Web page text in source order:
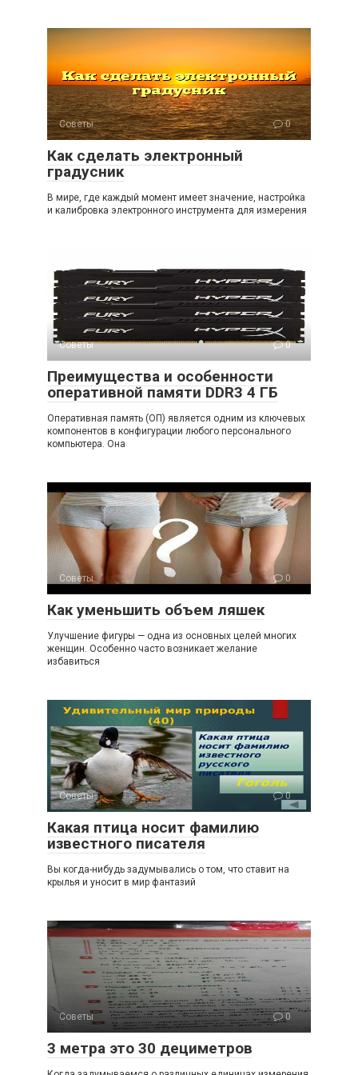
Советы 0
Как сделать электронный
градусник
В мире, где каждый момент имеет значение, настройка
и калибровка электронного инструмента для измерения
Советы 0
Преимущества и особенности
оперативной памяти DDR3 4 ГБ
Оперативная память (ОП) является одним из ключевых
компонентов в конфигурации любого персонального
компьютера. Она
Советы 0
Как уменьшить объем ляшек
Улучшение фигуры — одна из основных целей многих
женщин. Особенно часто возникает желание
избавиться
Советы 0
Какая птица носит фамилию
известного писателя
Вы когда-нибудь задумывались о том, что ставит на
крылья и уносит в мир фантазий
Советы 0
3 метра это 30 дециметров